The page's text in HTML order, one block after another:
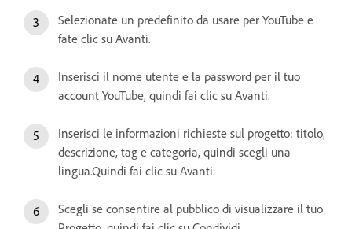
Selezionate un predefinito da usare per YouTube e
fate clic su Avanti.
Inserisci il nome utente e la password per il tuo
account YouTube, quindi fai clic su Avanti.
Inserisci le informazioni richieste sul progetto: titolo,
descrizione, tag e categoria, quindi scegli una
lingua.Quindi fai clic su Avanti.
Scegli se consentire al pubblico di visualizzare il tuo